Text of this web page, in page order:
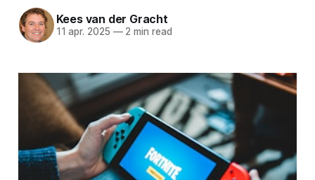
Kees van der Gracht
11 apr. 2025 —2 min read